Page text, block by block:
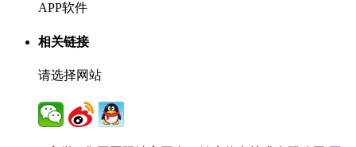
APP软件
相关链接
请选择网站